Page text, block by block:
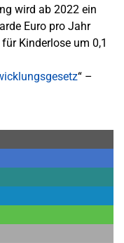
wird ab 2022 ein
Euro pro Jahr
Kinderlose um 0,1
“ –